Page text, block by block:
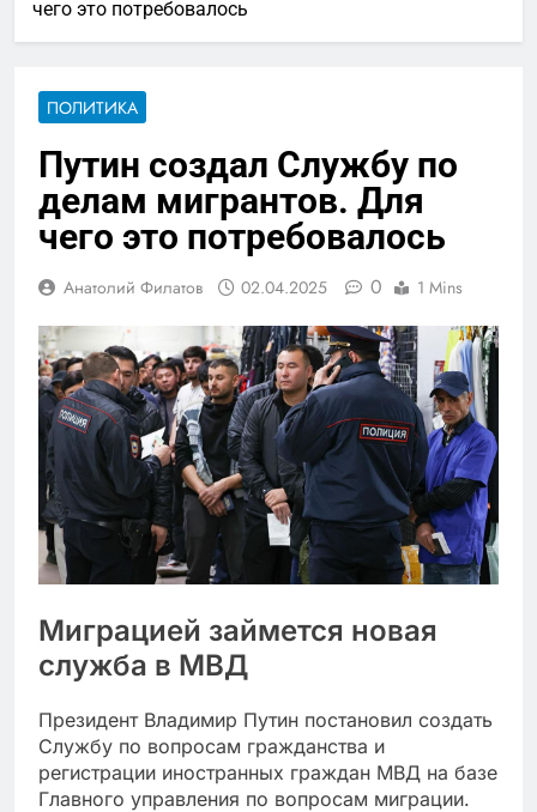
чего это потребовалось
ПОЛИТИКА
Путин создал Службу по
делам мигрантов. Для
чего это потребовалось
Анатолий Филатов 02.04.2025 0 1 Mins
Миграцией займется новая
служба в МВД
Президент Владимир Путин постановил создать
Службу по вопросам гражданства и
регистрации иностранных граждан МВД на базе
Главного управления по вопросам миграции.